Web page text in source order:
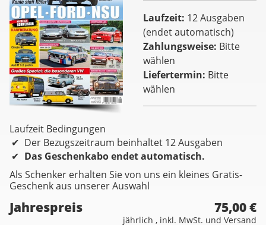
Laufzeit 12 Ausgaben
(endet automatisch)
Zahlungsweise Bitte
wählen
Liefertermin Bitte
wählen
Laufzeit Bedingungen
Der Bezugszeitraum beinhaltet 12 Ausgaben
Das Geschenkabo endet automatisch.
Als Schenker erhalten Sie von uns ein kleines Gratis-
Geschenk aus unserer Auswahl
Jahrespreis 75,00 €
jährlich , inkl. MwSt. und Versand